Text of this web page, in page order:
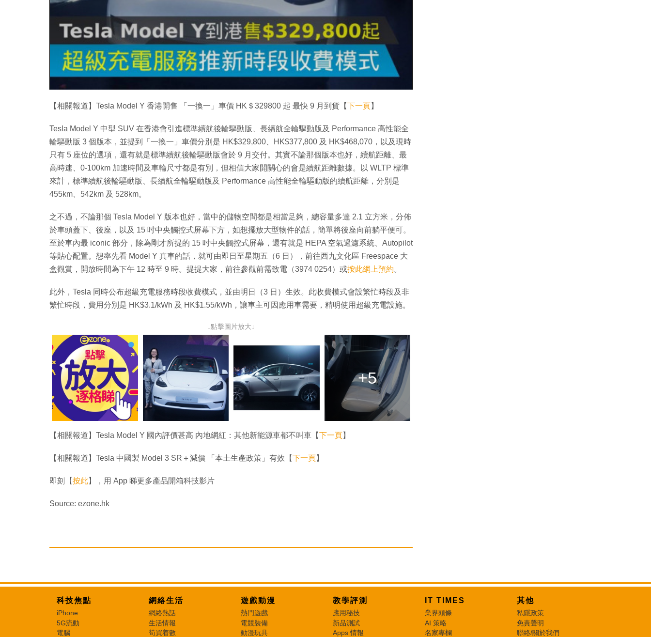
【相關報道】Tesla Model Y 香港開售 「一換一」車價 HK＄329800 起 最快 9 月到貨【下一頁】
Tesla Model Y 中型 SUV 在香港會引進標準續航後輪驅動版、長續航全輪驅動版及 Performance 高性能全
輪驅動版 3 個版本，並提到「一換一」車價分別是 HK$329,800、HK$377,800 及 HK$468,070，以及現時
只有 5 座位的選項，還有就是標準續航後輪驅動版會於 9 月交付。其實不論那個版本也好，續航距離、最
高時速、0-100km 加速時間及車輪尺寸都是有別，但相信大家開關心的會是續航距離數據。以 WLTP 標準
來計，標準續航後輪驅動版、長續航全輪驅動版及 Performance 高性能全輪驅動版的續航距離，分別是
455km、542km 及 528km。
之不過，不論那個 Tesla Model Y 版本也好，當中的儲物空間都是相當足夠，總容量多達 2.1 立方米，分佈
於車頭蓋下、後座，以及 15 吋中央觸控式屏幕下方，如想擺放大型物件的話，簡單將後座向前躺平便可。
至於車內最 iconic 部分，除為剛才所提的 15 吋中央觸控式屏幕，還有就是 HEPA 空氣過濾系統、Autopilot
等貼心配置。想率先看 Model Y 真車的話，就可由即日至星期五（6 日），前往西九文化區 Freespace 大
盒觀賞，開放時間為下午 12 時至 9 時。提提大家，前往參觀前需致電（3974 0254）或按此網上預約。
此外，Tesla 同時公布超級充電服務時段收費模式，並由明日（3 日）生效。此收費模式會設繁忙時段及非
繁忙時段，費用分別是 HK$3.1/kWh 及 HK$1.55/kWh，讓車主可因應用車需要，精明使用超級充電設施。
↓點擊圖片放大↓
+5
【相關報道】Tesla Model Y 國內評價甚高 內地網紅：其他新能源車都不叫車【下一頁】
【相關報道】Tesla 中國製 Model 3 SR＋減價 「本土生產政策」有效【下一頁】
即刻【按此】，用 App 睇更多產品開箱科技影片
Source: ezone.hk
科技焦點
iPhone
5G流動
電腦
網絡生活
網絡熱話
生活情報
筍買着數
遊戲動漫
熱門遊戲
電競裝備
動漫玩具
教學評測
應用秘技
新品測試
Apps 情報
IT TIMES
業界頭條
AI 策略
名家專欄
其他
私隱政策
免責聲明
聯絡/關於我們